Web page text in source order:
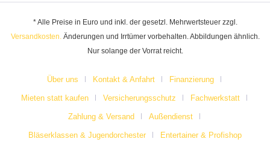
* Alle Preise in Euro und inkl. der gesetzl. Mehrwertsteuer zzgl.
Versandkosten.Änderungen und Irrtümer vorbehalten. Abbildungen ähnlich.
Nur solange der Vorrat reicht.
Über uns Kontakt & Anfahrt Finanzierung
Mieten statt kaufen Versicherungsschutz Fachwerkstatt
Zahlung & Versand Außendienst
Bläserklassen & Jugendorchester
Entertainer & Profishop